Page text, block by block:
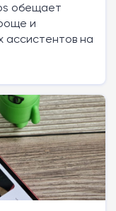
обещает
и
ассистентов на